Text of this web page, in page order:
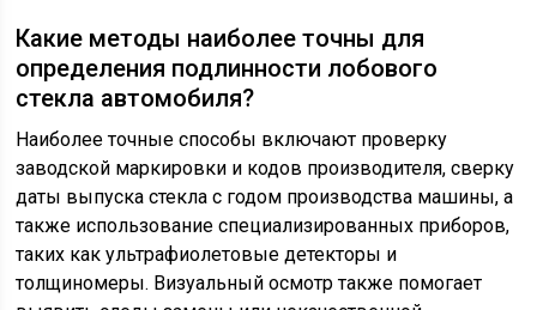
Какие методы наиболее точны для
определения подлинности лобового
стекла автомобиля?
Наиболее точные способы включают проверку
заводской маркировки и кодов производителя, сверку
даты выпуска стекла с годом производства машины, а
также использование специализированных приборов,
таких как ультрафиолетовые детекторы и
толщиномеры. Визуальный осмотр также помогает